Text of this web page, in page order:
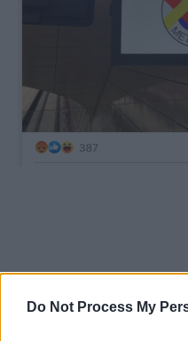
Do Not Process My